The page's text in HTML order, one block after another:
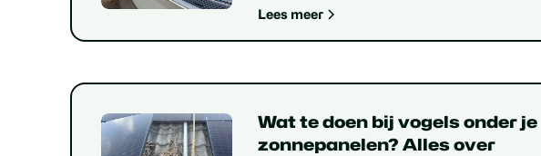
Lees meer
Wat te doen bij vogels onder je
zonnepanelen? Alles over